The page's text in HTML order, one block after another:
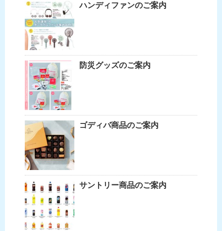
ハンディファンのご案内
防災グッズのご案内
ゴディバ商品のご案内
サントリー商品のご案内